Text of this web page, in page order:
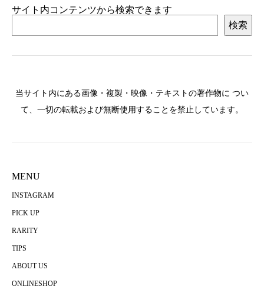
サイト内コンテンツから検索できます
検索
当サイト内にある画像・複製・映像・テキストの著作物に つい
て、一切の転載および無断使用することを禁止しています。
MENU
INSTAGRAM
PICK UP
RARITY
TIPS
ABOUT US
ONLINESHOP